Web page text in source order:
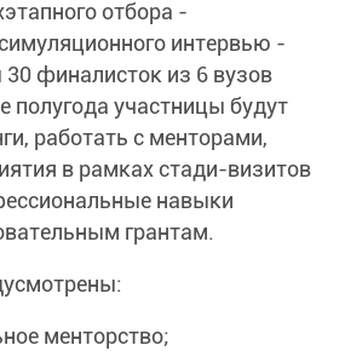
отбора -
интервью -
финалисток из 6 вузов
полугода участницы будут
работать с менторами,
в рамках стади-визитов
навыки
грантам.
менторство;